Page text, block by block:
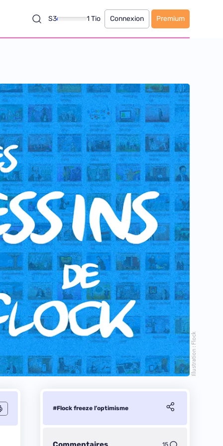
S3 1 Tio Connexion Premium
Illustration : Flock
#Flock freeze l’optimisme
15